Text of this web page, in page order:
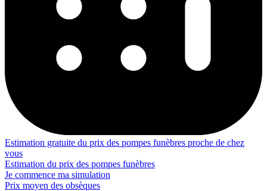
Estimation gratuite du prix des pompes funèbres proche de chez
vous
Estimation du prix des pompes funèbres
Je commence ma simulation
Prix moyen des obsèques